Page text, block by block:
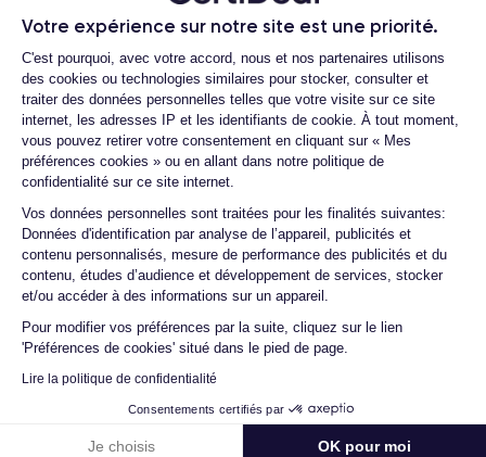
Votre expérience sur notre site est une priorité.
Plateforme de Gestion du
C'est pourquoi, avec votre accord, nous et nos partenaires utilisons
des cookies ou technologies similaires pour stocker, consulter et
traiter des données personnelles telles que votre visite sur ce site
internet, les adresses IP et les identifiants de cookie. À tout moment,
vous pouvez retirer votre consentement en cliquant sur « Mes
préférences cookies » ou en allant dans notre politique de
confidentialité sur ce site internet.
Vos données personnelles sont traitées pour les finalités suivantes:
Données d'identification par analyse de l’appareil, publicités et
contenu personnalisés, mesure de performance des publicités et du
contenu, études d’audience et développement de services, stocker
et/ou accéder à des informations sur un appareil.
Pour modifier vos préférences par la suite, cliquez sur le lien
'Préférences de cookies' situé dans le pied de page.
Lire la politique de confidentialité
Consentements certifiés par
Je choisis OK pour moi
Axeptio consent
reconditionnement.
4.6/5
Excellent
Jean-yves J.
26/07/26
Merci beaucoup à l’équipe, iPhone 15 pro max d’un état comme
neuf comme la batterie. Je suis très content de mon achat et